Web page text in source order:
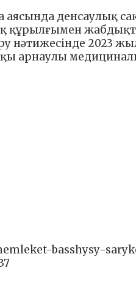
денсаулық
құрылғымен
нәтижесінде 2023
арнаулы
basshysy-